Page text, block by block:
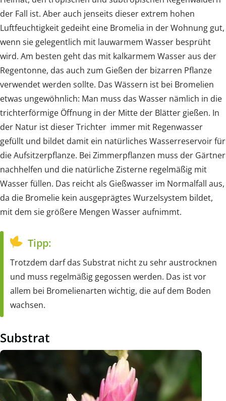
der Fall ist. Aber auch jenseits dieser extrem hohen
Luftfeuchtigkeit gedeiht eine Bromelia in der Wohnung gut,
wenn sie gelegentlich mit lauwarmem Wasser besprüht
wird. Am besten geht das mit kalkarmem Wasser aus der
Regentonne, das auch zum Gießen der bizarren Pflanze
verwendet werden sollte. Das Wässern ist bei Bromelien
etwas ungewöhnlich: Man muss das Wasser nämlich in die
trichterförmige Öffnung in der Mitte der Blätter gießen. In
der Natur ist dieser Trichter immer mit Regenwasser
gefüllt und bildet damit ein natürliches Wasserreservoir für
die Aufsitzerpflanze. Bei Zimmerpflanzen muss der Gärtner
nachhelfen und die natürliche Zisterne regelmäßig mit
Wasser füllen. Das reicht als Gießwasser im Normalfall aus,
da die Bromelie kein ausgeprägtes Wurzelsystem bildet,
mit dem sie größere Mengen Wasser aufnimmt.
Tipp:
Trotzdem darf das Substrat nicht zu sehr austrocknen
und muss regelmäßig gegossen werden. Das ist vor
allem bei Bromelienarten wichtig, die auf dem Boden
wachsen.
Substrat